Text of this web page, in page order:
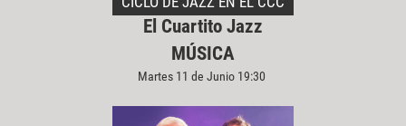
El Cuartito Jazz
MÚSICA
Martes 11 de Junio 19:30